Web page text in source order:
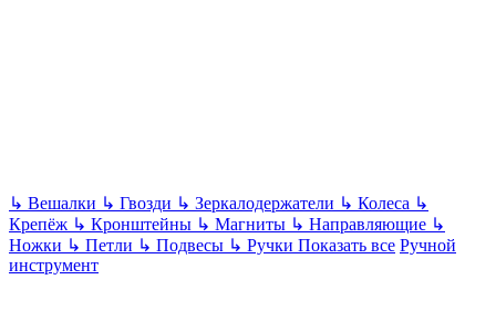
↳ Вешалки ↳ Гвозди ↳ Зеркалодержатели ↳ Колеса ↳
Крепёж ↳ Кронштейны ↳ Магниты ↳ Направляющие ↳
Ножки ↳ Петли ↳ Подвесы ↳ Ручки Показать все Ручной
инструмент